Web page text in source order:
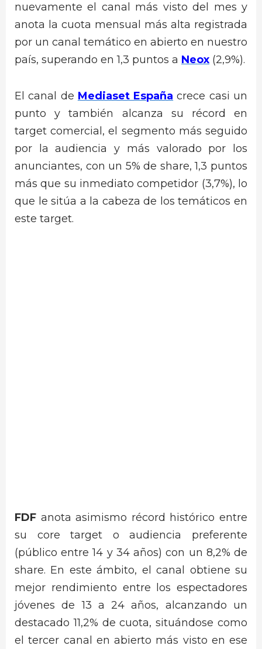
nuevamente el canal más visto del mes y
anota la cuota mensual más alta registrada
por un canal temático en abierto en nuestro
país, superando en 1,3 puntos a Neox (2,9%).
El canal de Mediaset España crece casi un
punto y también alcanza su récord en
target comercial, el segmento más seguido
por la audiencia y más valorado por los
anunciantes, con un 5% de share, 1,3 puntos
más que su inmediato competidor (3,7%), lo
que le sitúa a la cabeza de los temáticos en
este target.
FDF anota asimismo récord histórico entre
su core target o audiencia preferente
(público entre 14 y 34 años) con un 8,2% de
share. En este ámbito, el canal obtiene su
mejor rendimiento entre los espectadores
jóvenes de 13 a 24 años, alcanzando un
destacado 11,2% de cuota, situándose como
el tercer canal en abierto más visto en ese